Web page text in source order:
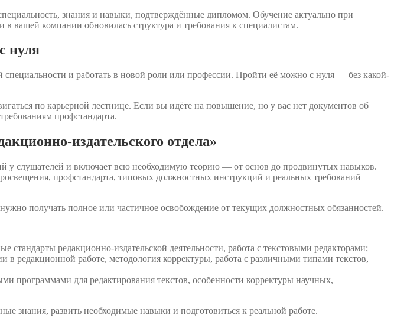
знания и навыки, подтверждённые дипломом. Обучение актуально при
вашей компании обновилась структура и требования к специалистам.
нуля
специальности и работать в новой роли или профессии. Пройти её можно с нуля — без какой-
по карьерной лестнице. Если вы идёте на повышение, но у вас нет документов об
профстандарта.
издательского отдела»
у слушателей и включает всю необходимую теорию — от основ до продвинутых навыков.
профстандарта, типовых должностных инструкций и реальных требований
получать полное или частичное освобождение от текущих должностных обязанностей.
редакционно-издательской деятельности, работа с текстовыми редакторами;
в редакционной работе, методология корректуры, работа с различными типами текстов,
программами для редактирования текстов, особенности корректуры научных,
знания, развить необходимые навыки и подготовиться к реальной работе.